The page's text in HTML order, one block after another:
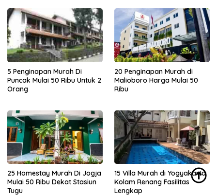
5 Penginapan Murah Di
Puncak Mulai 50 Ribu Untuk 2
Orang
20 Penginapan Murah di
Malioboro Harga Mulai 50
Ribu
25 Homestay Murah Di Jogja
Mulai 50 Ribu Dekat Stasiun
Tugu
15 Villa Murah di Yogyakarta
Kolam Renang Fasilitas
Lengkap